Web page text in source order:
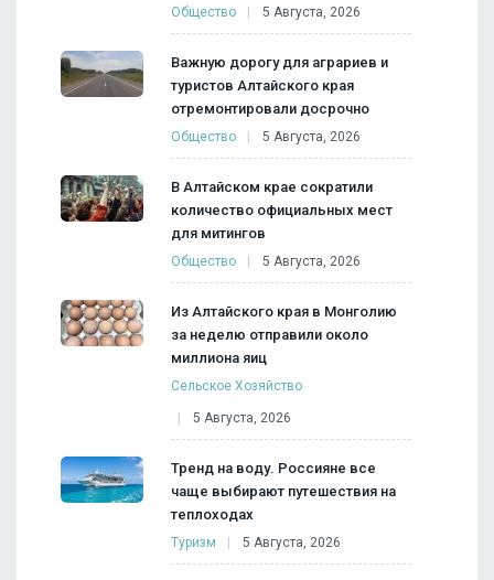
Общество 5 Августа, 2026
Важную дорогу для аграриев и
туристов Алтайского края
отремонтировали досрочно
Общество 5 Августа, 2026
В Алтайском крае сократили
количество официальных мест
для митингов
Общество 5 Августа, 2026
Из Алтайского края в Монголию
за неделю отправили около
миллиона яиц
Сельское Хозяйство
5 Августа, 2026
Тренд на воду. Россияне все
чаще выбирают путешествия на
теплоходах
Туризм 5 Августа, 2026